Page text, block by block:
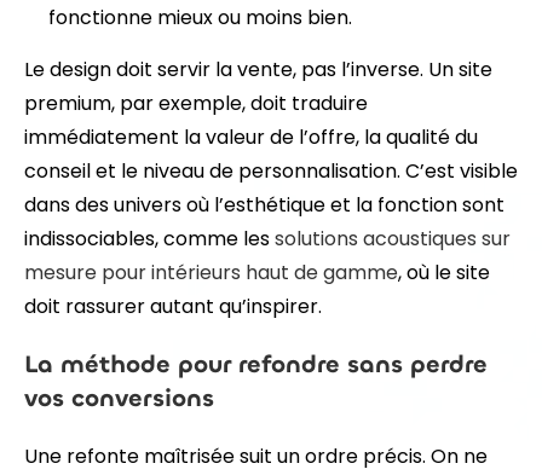
fonctionne mieux ou moins bien.
Le design doit servir la vente, pas l’inverse. Un site
premium, par exemple, doit traduire
immédiatement la valeur de l’offre, la qualité du
conseil et le niveau de personnalisation. C’est visible
dans des univers où l’esthétique et la fonction sont
indissociables, comme lessolutions acoustiques sur
mesure pour intérieurs haut de gamme, où le site
doit rassurer autant qu’inspirer.
La méthode pour refondre sans perdre
vos conversions
Une refonte maîtrisée suit un ordre précis. On ne